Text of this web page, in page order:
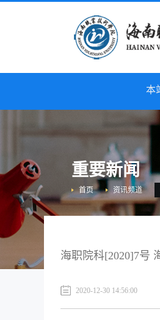
本
重要新闻
资讯频道
首页
海职院科[2020]7号
2020-12-30 14:56:00